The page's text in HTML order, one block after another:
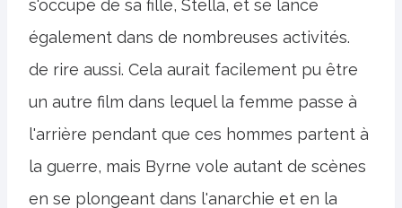
s'occupe de sa fille, Stella, et se lance
également dans de nombreuses activités.
de rire aussi. Cela aurait facilement pu être
un autre film dans lequel la femme passe à
l'arrière pendant que ces hommes partent à
la guerre, mais Byrne vole autant de scènes
en se plongeant dans l'anarchie et en la